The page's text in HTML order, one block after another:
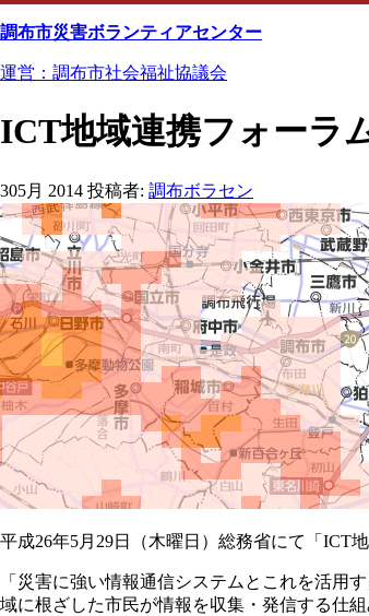
Skip
to
調布市災害ボランティアセンター
運営：調布市社会福祉協議会
ICT地域連携フォーラ
305月 2014 投稿者: 調布ボラセン
平成26年5月29日（木曜日）総務省にて「ICT
「災害に強い情報通信システムとこれを活用
域に根ざした市民が情報を収集・発信する仕